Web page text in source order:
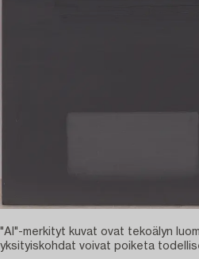
"AI"-merkityt kuvat ovat tekoälyn
yksityiskohdat voivat poiketa